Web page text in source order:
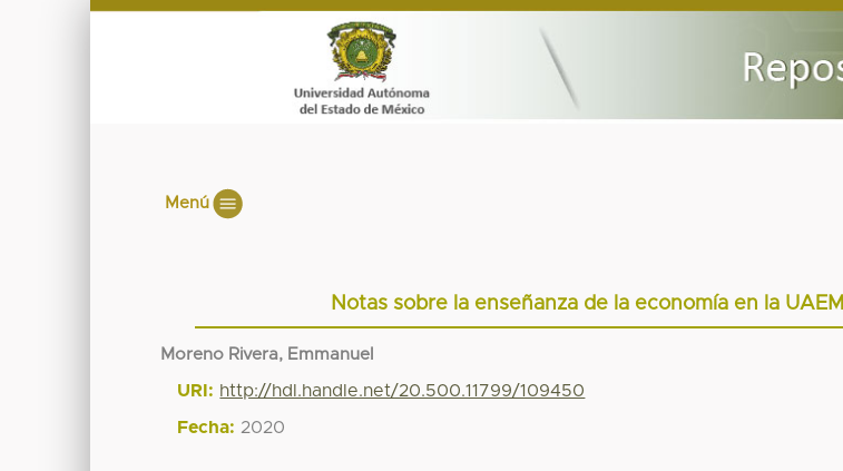
Menú
Notas sobre la enseñanza de la economía en la UAEM
Moreno Rivera, Emmanuel
URI: http://hdl.handle.net/20.500.11799/109450
Fecha: 2020